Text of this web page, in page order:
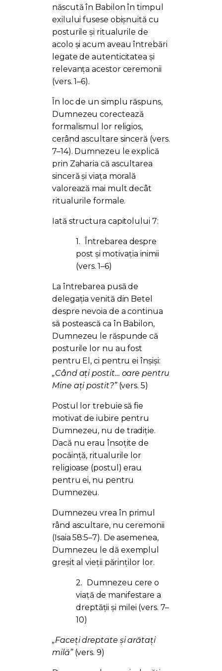
născută în Babilon în timpul
exilului fusese obișnuită cu
posturile și ritualurile de
acolo și acum aveau întrebări
legate de autenticitatea și
relevanța acestor ceremonii
(vers. 1–6).
În loc de un simplu răspuns,
Dumnezeu corectează
formalismul lor religios,
cerând ascultare sinceră (vers.
7–14). Dumnezeu le explică
prin Zaharia că ascultarea
sinceră și viața morală
valorează mai mult decât
ritualurile formale.
Iată structura capitolului 7:
1. Întrebarea despre
post și motivația inimii
(vers. 1–6)
La întrebarea pusă de
delegația venită din Betel
despre nevoia de a continua
să postească ca în Babilon,
Dumnezeu le răspunde că
posturile lor nu au fost
pentru El, ci pentru ei înșiși:
„Când ați postit… oare pentru
Mine ați postit?”(vers. 5)
Postul lor trebuie să fie
motivat de iubire pentru
Dumnezeu, nu de tradiție.
Dacă nu erau însoțite de
pocăință, ritualurile lor
religioase (postul) erau
pentru ei, nu pentru
Dumnezeu.
Dumnezeu vrea în primul
rând ascultare, nu ceremonii
(Isaia 58:5–7). De asemenea,
Dumnezeu le dă exemplul
greșit al vieții părinților lor.
2. Dumnezeu cere o
viață de manifestare a
dreptății și milei (vers. 7–
10)
„Faceți dreptate și arătați
milă”(vers. 9)